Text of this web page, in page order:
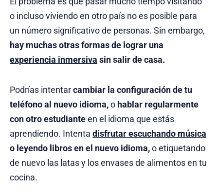
o incluso viviendo en otro país no es posible para
un número significativo de personas. Sin embargo,
hay muchas otras formas de lograr una
experiencia inmersiva sin salir de casa.
Podrías intentarcambiar la configuración de tu
teléfono al nuevo idioma,o hablar regularmente
con otro estudianteen el idioma que estás
aprendiendo. Intenta disfrutar escuchando música
o leyendo libros en el nuevo idioma,o etiquetando
de nuevo las latas y los envases de alimentos en tu
cocina.